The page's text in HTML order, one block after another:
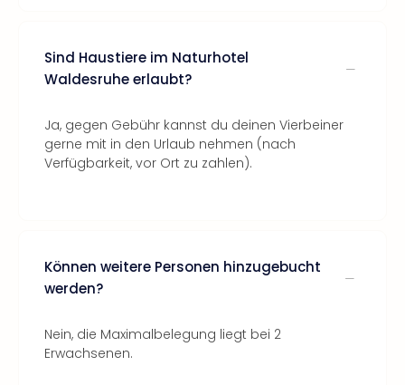
Sind Haustiere im Naturhotel
Waldesruhe erlaubt?
Ja, gegen Gebühr kannst du deinen Vierbeiner
gerne mit in den Urlaub nehmen (nach
Verfügbarkeit, vor Ort zu zahlen).
Können weitere Personen hinzugebucht
werden?
Nein, die Maximalbelegung liegt bei 2
Erwachsenen.